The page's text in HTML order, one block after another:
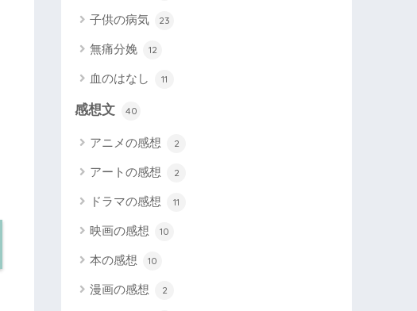
子供の病気 23
無痛分娩 12
血のはなし 11
感想文 40
アニメの感想 2
アートの感想 2
ドラマの感想 11
映画の感想 10
本の感想 10
漫画の感想 2